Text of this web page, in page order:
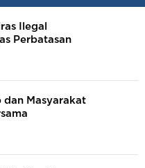
Ilegal
Perbatasan
dan Masyarakat